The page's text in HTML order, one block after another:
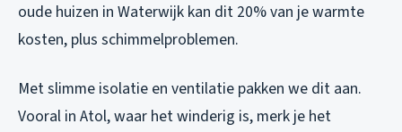
oude huizen in Waterwijk kan dit 20% van je warmte
kosten, plus schimmelproblemen.
Met slimme isolatie en ventilatie pakken we dit aan.
Vooral in Atol, waar het winderig is, merk je het